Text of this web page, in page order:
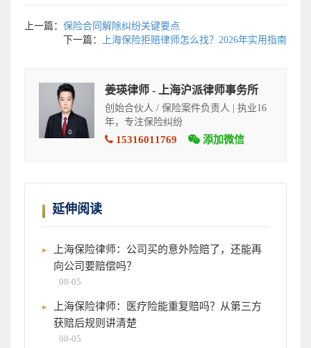
上一篇： 保险合同解除纠纷关键要点
下一篇：
上海保险拒赔律师怎么找？2026年实用指南
姜瑛律师 - 上海沪派律师事务所
创始合伙人 / 保险案件负责人 | 执业16
年，专注保险纠纷
15316011769 添加微信
延伸阅读
上海保险律师：公司买的意外险赔了，还能再
向公司要赔偿吗？
08-05
上海保险律师：医疗险能重复赔吗？从第三方
获赔后规则讲清楚
08-05